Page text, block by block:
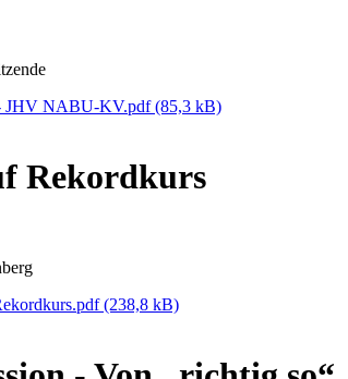
JHV NABU-KV.pdf(85,3 kB)
Rekordkurs
(238,8 kB)